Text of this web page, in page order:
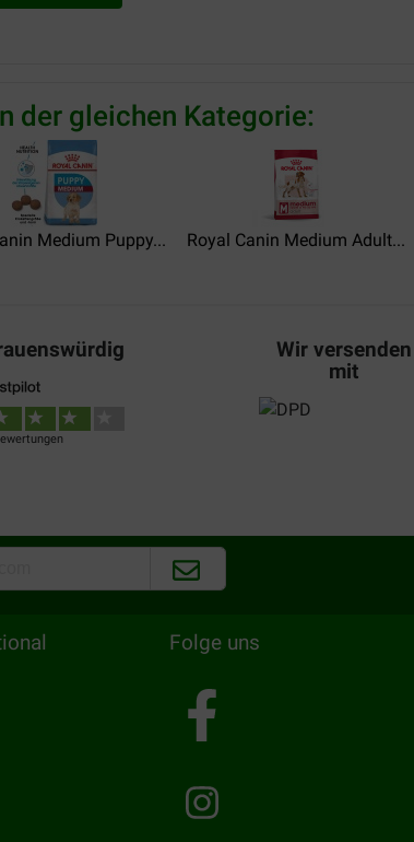
trustpilotfuerKaterTom
25-06-2019
War leider nicht lieferbar.
der gleichen Kategorie:
Medium Puppy... Royal Canin Medium Adult...
Wir versenden
mit
Folge uns